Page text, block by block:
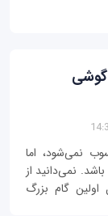
گوشی
نمی‌شود، اما
نمی‌دانید از
گام بزرگ